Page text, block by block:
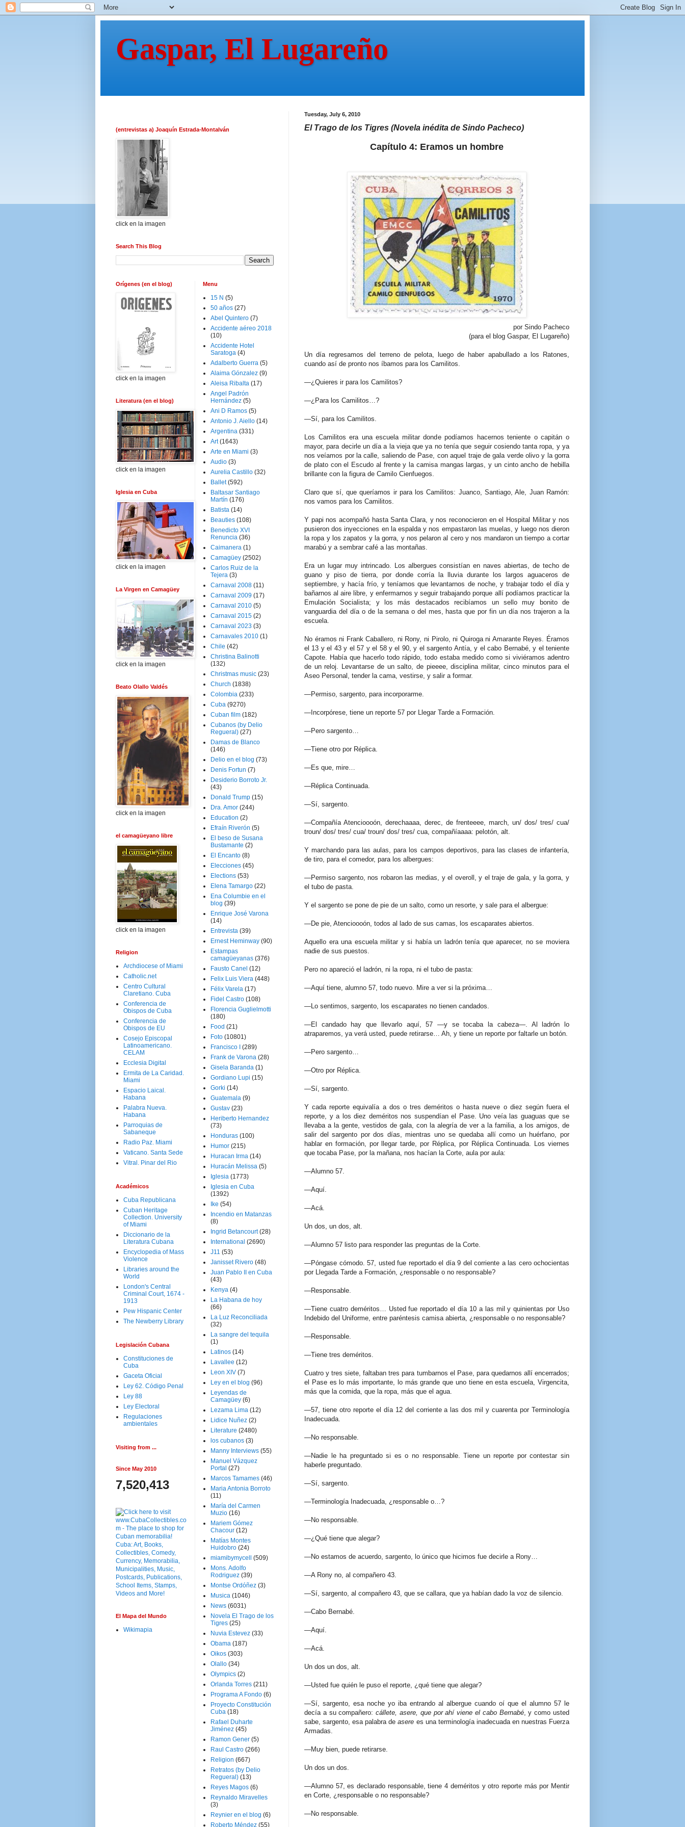
Gaspar, El Lugareño
Tuesday, July 6, 2010
El Trago de los Tigres (Novela inédita de Sindo Pacheco)
Capítulo 4: Eramos un hombre
por Sindo Pacheco
(para el blog Gaspar, El Lugareño)
Un día regresamos del terreno de pelota, luego de haber apabullado a los Ratones,
cuando así de pronto nos íbamos para los Camilitos.
—¿Quieres ir para los Camilitos?
—¿Para los Camilitos…?
—Sí, para los Camilitos.
Los Camilitos era una escuela militar donde podíamos hacernos teniente o capitán o
mayor, para decirle un día a la vieja que ya no tenía que seguir cosiendo tanta ropa, y ya
nos veíamos por la calle, saliendo de Pase, con aquel traje de gala verde olivo y la gorra
de plato con el Escudo al frente y la camisa mangas largas, y un cinto ancho de hebilla
brillante con la figura de Camilo Cienfuegos.
Claro que sí, que queríamos ir para los Camilitos: Juanco, Santiago, Ale, Juan Ramón:
nos vamos para los Camilitos.
Y papi nos acompañó hasta Santa Clara, y nos reconocieron en el Hospital Militar y nos
pusieron dos inyecciones en la espalda y nos empastaron las muelas, y luego nos dieron
la ropa y los zapatos y la gorra, y nos pelaron al cero y nos mandaron un tiempo a cortar
marabú y a sembrar café a las montañas.
Era un lugar muy intrincado. Los albergues consistían en naves abiertas, de techo de
guano y piso de tierra, por donde corría la lluvia durante los largos aguaceros de
septiembre, y hacía frío, y teníamos que levantarnos de noche, y trabajar todo el día y
bañarnos al aire libre, y enfermarnos y seguir trabajando porque allí podíamos practicar la
Emulación Socialista; y los más destacados recibíamos un sello muy bonito de
vanguardia del día o de la semana o del mes, hasta que por fin un día nos trajeron a la
escuela.
No éramos ni Frank Caballero, ni Rony, ni Pirolo, ni Quiroga ni Amarante Reyes. Éramos
el 13 y el 43 y el 57 y el 58 y el 90, y el sargento Antía, y el cabo Bernabé, y el teniente
Capote. Había que hacerlo todo rápido, todo estaba medido como si viviéramos adentro
de un reloj. Levantarse de un salto, de pieeee, disciplina militar, cinco minutos para el
Aseo Personal, tender la cama, vestirse, y salir a formar.
—Permiso, sargento, para incorporarme.
—Incorpórese, tiene un reporte 57 por Llegar Tarde a Formación.
—Pero sargento…
—Tiene otro por Réplica.
—Es que, mire…
—Réplica Continuada.
—Sí, sargento.
—Compañía Atencioooón, derechaaaa, derec, de frenteeee, march, un/ dos/ tres/ cua/
troun/ dos/ tres/ cua/ troun/ dos/ tres/ cua, compañíaaaa: pelotón, alt.
Y marchando para las aulas, para los campos deportivos, para las clases de infantería,
de tiro, para el comedor, para los albergues:
—Permiso sargento, nos robaron las medias, y el overoll, y el traje de gala, y la gorra, y
el tubo de pasta.
Y el sargento se pone de pie de un salto, como un resorte, y sale para el albergue:
—De pie, Atencioooón, todos al lado de sus camas, los escaparates abiertos.
Aquello era una escuela militar y si había un ladrón tenía que aparecer, no se moviera
nadie de sus puestos.
Pero no apareció el ladrón, ni la ropa, ni el tubo de pasta:
—Aquí tiene, alumno 57, todo nuevo. Mire a ver si la próxima…
—Lo sentimos, sargento, los escaparates no tienen candados.
—El candado hay que llevarlo aquí, 57 —y se tocaba la cabeza—. Al ladrón lo
atraparemos, ya verá usted, puede retirarse… Ah, y tiene un reporte por faltarle un botón.
—Pero sargento…
—Otro por Réplica.
—Sí, sargento.
Y cada reporte equivalía a dos o tres deméritos o hasta nueve o diez según fuera el
reporte, y a los diez deméritos nos suspendían el Pase. Uno veía las guaguas que se
llevaba a la gente, vestidos de gala, con la alegría de ver a la familia, a los amigos, de
salir del sargento por dos días, mientras uno se quedaba allí como un huérfano, por
hablar en formación, por llegar tarde, por Réplica, por Réplica Continuada. Los viernes
que tocaba Pase, por la mañana, nos hacían la Corte, aula por aula:
—Alumno 57.
—Aquí.
—Acá.
Un dos, un dos, alt.
—Alumno 57 listo para responder las preguntas de la Corte.
—Póngase cómodo. 57, usted fue reportado el día 9 del corriente a las cero ochocientas
por Llegada Tarde a Formación, ¿responsable o no responsable?
—Responsable.
—Tiene cuatro deméritos… Usted fue reportado el día 10 a las mil y quinientas por Uso
Indebido del Uniforme, entre paréntesis camisa abierta, ¿responsable o no responsable?
—Responsable.
—Tiene tres deméritos.
Cuatro y tres siete, faltaban tres para tumbarnos el Pase, para quedarnos allí encerrados;
el Pase es lo más importante, lo más grande que uno tiene en esta escuela, Virgencita,
más que la comida, que la ropa, más que el agua.
—57, tiene otro reporte el día 12 del corriente a las dos mil y cuarenta por Terminología
Inadecuada.
—No responsable.
—Nadie le ha preguntado si es o no responsable. Tiene un reporte por contestar sin
haberle preguntado.
—Sí, sargento.
—Terminología Inadecuada, ¿responsable o…?
—No responsable.
—¿Qué tiene que alegar?
—No estamos de acuerdo, sargento, lo único que hicimos fue decirle a Rony…
—A Rony no, al compañero 43.
—Sí, sargento, al compañero 43, que se callara, que ya habían dado la voz de silencio.
—Cabo Bernabé.
—Aquí.
—Acá.
Un dos un dos, alt.
—Usted fue quién le puso el reporte, ¿qué tiene que alegar?
—Sí, sargento, esa noche yo iba entrando al albergue cuando oí que el alumno 57 le
decía a su compañero:cállete, asere, que por ahí viene el cabo Bernabé, y como usted
sabe, sargento, esa palabra deasere es una terminología inadecuada en nuestras Fuerza
Armadas.
—Muy bien, puede retirarse.
Un dos un dos.
—Alumno 57, es declarado responsable, tiene 4 deméritos y otro reporte más por Mentir
en Corte, ¿responsable o no responsable?
—No responsable.
(entrevistas a) Joaquín Estrada-Montalván
click en la imagen
Search This Blog
Orígenes (en el blog)
click en la imagen
Literatura (en el blog)
click en la imagen
Iglesia en Cuba
click en la imagen
La Virgen en Camagüey
click en la imagen
Beato Olallo Valdés
click en la imagen
el camagüeyano libre
click en la imagen
Religion
Archdiocese of Miami
Catholic.net
Centro Cultural
Claretiano. Cuba
Conferencia de
Obispos de Cuba
Conferencia de
Obispos de EU
Cosejo Episcopal
Latinoamericano.
CELAM
Ecclesia Digital
Ermita de La Caridad.
Miami
Espacio Laical.
Habana
Palabra Nueva.
Habana
Parroquias de
Sabaneque
Radio Paz. Miami
Vaticano. Santa Sede
Vitral. Pinar del Rio
Académicos
Cuba Republicana
Cuban Heritage
Collection. University
of Miami
Diccionario de la
Literatura Cubana
Encyclopedia of Mass
Violence
Libraries around the
World
London's Central
Criminal Court, 1674 -
1913
Pew Hispanic Center
The Newberry Library
Legislación Cubana
Constituciones de
Cuba
Gaceta Oficial
Ley 62. Código Penal
Ley 88
Ley Electoral
Regulaciones
ambientales
Visiting from ...
Since May 2010
7,520,413
El Mapa del Mundo
Wikimapia
Menu
15 N (5)
50 años (27)
Abel Quintero (7)
Accidente aéreo 2018
(10)
Accidente Hotel
Saratoga (4)
Adalberto Guerra (5)
Alaima Gónzalez (9)
Aleisa Ribalta (17)
Angel Padrón
Hernández (5)
Ani D Ramos (5)
Antonio J. Aiello (14)
Argentina (331)
Art (1643)
Arte en Miami (3)
Audio (3)
Aurelia Castillo (32)
Ballet (592)
Baltasar Santiago
Martín (176)
Batista (14)
Beauties (108)
Benedicto XVI
Renuncia (36)
Caimanera (1)
Camagüey (2502)
Carlos Ruiz de la
Tejera (3)
Carnaval 2008 (11)
Carnaval 2009 (17)
Carnaval 2010 (5)
Carnaval 2015 (2)
Carnaval 2023 (3)
Carnavales 2010 (1)
Chile (42)
Christina Balinotti
(132)
Christmas music (23)
Church (1838)
Colombia (233)
Cuba (9270)
Cuban film (182)
Cubanos (by Delio
Regueral) (27)
Damas de Blanco
(146)
Delio en el blog (73)
Denis Fortun (7)
Desiderio Borroto Jr.
(43)
Donald Trump (15)
Dra. Amor (244)
Education (2)
Efraín Riverón (5)
El beso de Susana
Bustamante (2)
El Encanto (8)
Elecciones (45)
Elections (53)
Elena Tamargo (22)
Ena Columbie en el
blog (39)
Enrique José Varona
(14)
Entrevista (39)
Ernest Heminway (90)
Estampas
camagüeyanas (376)
Fausto Canel (12)
Felix Luis Viera (448)
Félix Varela (17)
Fidel Castro (108)
Florencia Guglielmotti
(180)
Food (21)
Foto (10801)
Francisco I
(289)
Frank de Varona (28)
Gisela Baranda (1)
Gordiano Lupi (15)
Gorki (14)
Guatemala (9)
Gustav (23)
Heriberto Hernandez
(73)
Honduras (100)
Humor (215)
Huracan Irma (14)
Huracán Melissa (5)
Iglesia (1773)
Iglesia en Cuba
(1392)
Ike (54)
Incendio en Matanzas
(8)
Ingrid Betancourt (28)
International (2690)
J11 (53)
Janisset Rivero (48)
Juan Pablo II en Cuba
(43)
Kenya (4)
La Habana de hoy
(66)
La Luz Reconciliada
(32)
La sangre del tequila
(1)
Latinos (14)
Lavallee (12)
Leon XIV (7)
Ley en el blog (96)
Leyendas de
Camagüey (6)
Lezama Lima (12)
Lidice Nuñez (2)
Literature (2480)
los cubanos (3)
Manny Interviews (55)
Manuel Vázquez
Portal (27)
Marcos Tamames (46)
Maria Antonia Borroto
(11)
María del Carmen
Muzio (16)
Mariem Gómez
Chacour (12)
Matías Montes
Huidobro (24)
miamibymycell
(509)
Mons. Adolfo
Rodriguez (39)
Montse Ordóñez (3)
Musica (1046)
News (6031)
Novela El Trago de los
Tigres (25)
Nuvia Estevez (33)
Obama (187)
Oikos (303)
Olallo (34)
Olympics (2)
Orlanda Torres (211)
Programa A Fondo (6)
Proyecto Constitución
Cuba (18)
Rafael Duharte
Jiménez (45)
Ramon Gener (5)
Raul Castro (266)
Religion (667)
Retratos (by Delio
Regueral) (13)
Reyes Magos (6)
Reynaldo Miravelles
(3)
Reynier en el blog (6)
Roberto Méndez (55)